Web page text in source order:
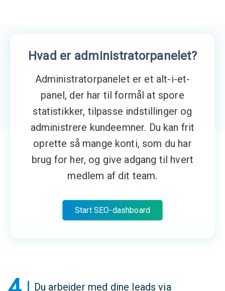
Hvad er administratorpanelet?
Administratorpanelet er et alt-i-et-
panel, der har til formål at spore
statistikker, tilpasse indstillinger og
administrere kundeemner. Du kan frit
oprette så mange konti, som du har
brug for her, og give adgang til hvert
medlem af dit team.
Start SEO-dashboard
Du arbejder med dine leads via